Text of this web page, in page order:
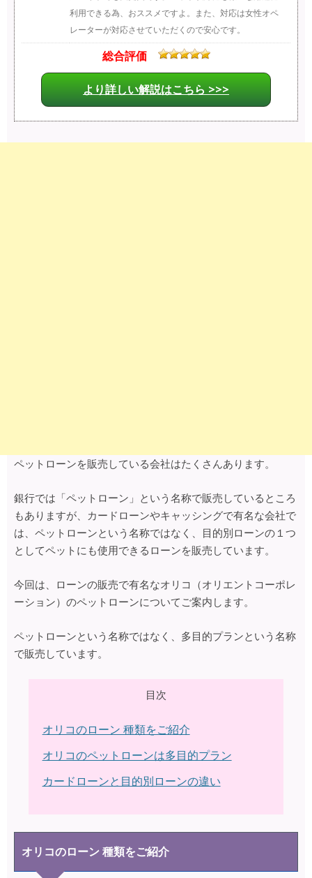
利用できる為、おススメですよ。また、対応は女性オペ
レーターが対応させていただくので安心です。
総合評価
より詳しい解説はこちら >>>
ペットローンを販売している会社はたくさんあります。
銀行では「ペットローン」という名称で販売しているところ
もありますが、カードローンやキャッシングで有名な会社で
は、ペットローンという名称ではなく、目的別ローンの１つ
としてペットにも使用できるローンを販売しています。
今回は、ローンの販売で有名なオリコ（オリエントコーポレ
ーション）のペットローンについてご案内します。
ペットローンという名称ではなく、多目的プランという名称
で販売しています。
目次
オリコのローン 種類をご紹介
オリコのペットローンは多目的プラン
カードローンと目的別ローンの違い
オリコのローン 種類をご紹介